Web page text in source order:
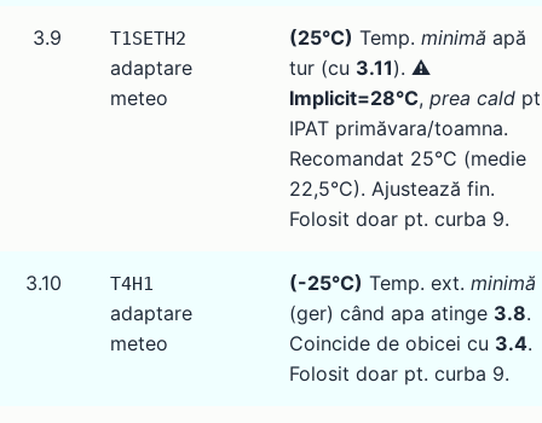
3.9 T1SETH2
adaptare
meteo
(25°C) Temp. minimă apă
tur (cu 3.11). ⚠️
Implicit=28°C, prea cald
IPAT primăvara/toamna.
Recomandat 25°C (medie
22,5°C). Ajustează fin.
Folosit doar pt. curba 9.
3.10 T4H1
adaptare
meteo
(-25°C) Temp. ext. minimă
(ger) când apa atinge 3.8.
Coincide de obicei cu 3.4.
Folosit doar pt. curba 9.